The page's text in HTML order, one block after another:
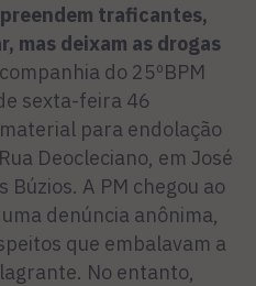
traficantes,
mas deixam as drogas
do 25ºBPM
sexta-feira 46
para endolação
Deocleciano, em José
Búzios. A PM chegou ao
denúncia anônima,
que embalavam a
No entanto,